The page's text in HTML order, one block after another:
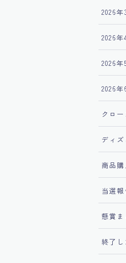
2026
2026
2026
2026
クロ
ディ
商品購
当選報
懸賞ま
終了